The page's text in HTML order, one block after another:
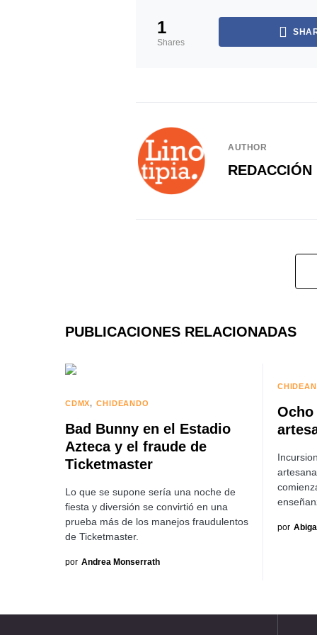
1
Shares
AUTHOR
PUBLICACIONES RELACIONADAS
CDMX CHIDEANDO
Bad Bunny en el Estadio
Azteca y el fraude de
Ticketmaster
Lo que se supone sería una noche de
fiesta y diversión se convirtió en una
prueba más de los manejos fraudulentos
de Ticketmaster.
por Andrea Monserrath
por